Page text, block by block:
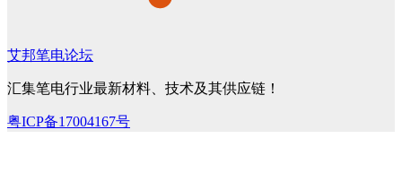
艾邦笔电论坛
汇集笔电行业最新材料、技术及其供应链！
粤ICP备17004167号